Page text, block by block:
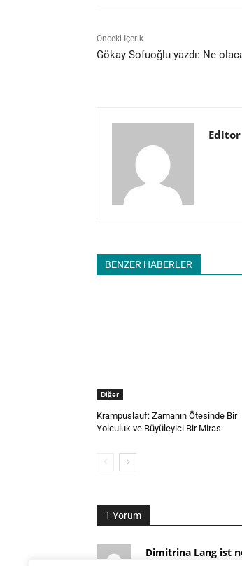
Önceki İçerik
Gökay Sofuoğlu yazdı: Ne
Editor
BENZER HABERLER
Diğer
Krampuslauf: Zamanın Ötesinde Bir
Yolculuk ve Büyüleyici Bir Miras
1 Yorum
Dimitrina Lang ist